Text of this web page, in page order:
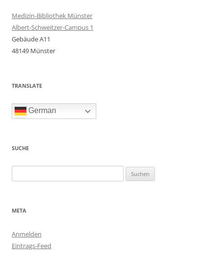
Medizin-Bibliothek Münster
Albert-Schweitzer-Campus 1
Gebäude A11
48149 Münster
TRANSLATE
German
SUCHE
nach:
META
Anmelden
Eintrags-Feed